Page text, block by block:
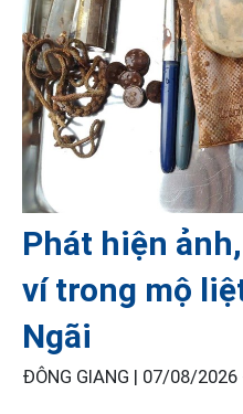
Phát hiện
ví trong mộ
Ngãi
ĐÔNG GIANG | 07/08/2026